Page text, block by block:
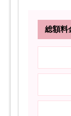
総額料